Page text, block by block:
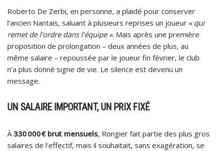
Roberto De Zerbi, en personne, a plaidé pour conserver
l’ancien Nantais, saluant à plusieurs reprises un joueur « qui
remet de l’ordre dans l’équipe ». Mais après une première
proposition de prolongation – deux années de plus, au
même salaire – repoussée par le joueur fin février, le club
n’a plus donné signe de vie. Le silence est devenu un
message.
UN SALAIRE IMPORTANT, UN PRIX FIXÉ
À 330 000 € brut mensuels, Rongier fait partie des plus gros
salaires de l’effectif, mais il souhaitait, sans exagération, se